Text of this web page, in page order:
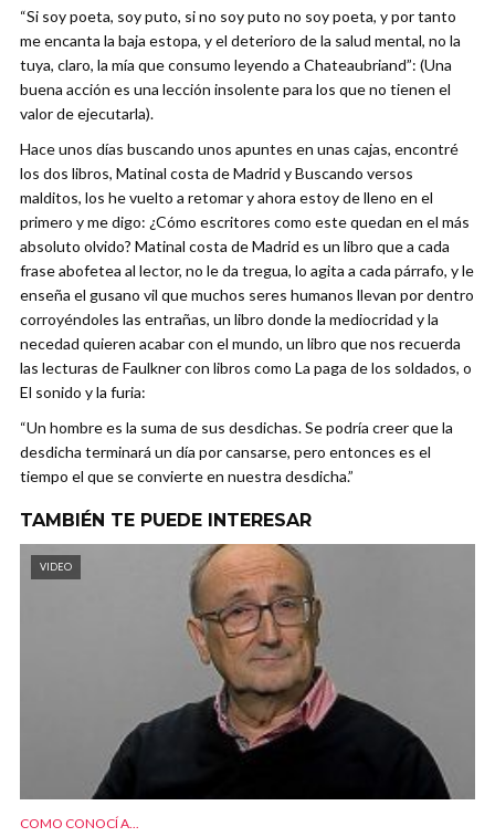
“Si soy poeta, soy puto, si no soy puto no soy poeta, y por tanto
me encanta la baja estopa, y el deterioro de la salud mental, no la
tuya, claro, la mía que consumo leyendo a Chateaubriand”: (Una
buena acción es una lección insolente para los que no tienen el
valor de ejecutarla).
Hace unos días buscando unos apuntes en unas cajas, encontré
los dos libros, Matinal costa de Madrid y Buscando versos
malditos, los he vuelto a retomar y ahora estoy de lleno en el
primero y me digo: ¿Cómo escritores como este quedan en el más
absoluto olvido? Matinal costa de Madrid es un libro que a cada
frase abofetea al lector, no le da tregua, lo agita a cada párrafo, y le
enseña el gusano vil que muchos seres humanos llevan por dentro
corroyéndoles las entrañas, un libro donde la mediocridad y la
necedad quieren acabar con el mundo, un libro que nos recuerda
las lecturas de Faulkner con libros como La paga de los soldados, o
El sonido y la furia:
“Un hombre es la suma de sus desdichas. Se podría creer que la
desdicha terminará un día por cansarse, pero entonces es el
tiempo el que se convierte en nuestra desdicha.”
TAMBIÉN TE PUEDE INTERESAR
VIDEO
COMO CONOCÍ A...